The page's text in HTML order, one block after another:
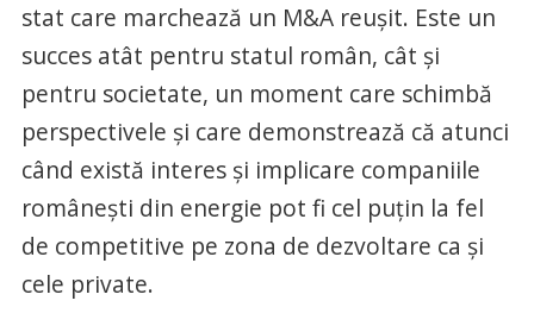
stat care marchează un M&A reușit. Este un
succes atât pentru statul român, cât și
pentru societate, un moment care schimbă
perspectivele și care demonstrează că atunci
când există interes și implicare companiile
românești din energie pot fi cel puțin la fel
de competitive pe zona de dezvoltare ca și
cele private.